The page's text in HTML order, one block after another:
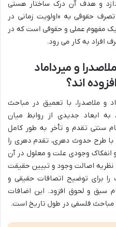
و هدف آن درک ساختار هستی
حقوقی به «اولویت زمانی در
مفهوم عملی و حقوقی است که در
افراد به کار می رود.
و میرداماد
اند؟
و ملاصدرا، با تعمیق در مباحث
ابعاد جدیدی از روابط میان
سنتی تقدم و تأخر به طور کامل
طرح حدوث دهری، تقدم دهری را
انفكاک وجودی علت و معلول در آن
نظریه اصالت وجود و تبیین حقیقت
برای توضیح اتصافات حقیقی و
سبق و لحوق افزود. این اضافات
مباحث فلسفی در طول تاریخ است.